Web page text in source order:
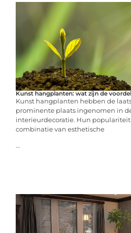
Kunst hangplanten: wat zijn de
Kunst hangplanten hebben de
prominente plaats ingenomen in
interieurdecoratie. Hun populariteit
combinatie van esthetische
...